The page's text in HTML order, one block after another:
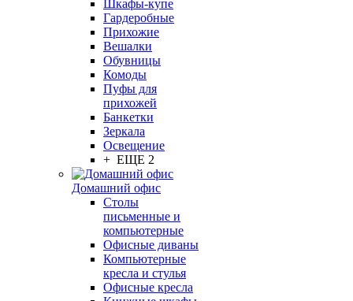
Шкафы-купе
Гардеробные
Прихожие
Вешалки
Обувницы
Комоды
Пуфы для
прихожей
Банкетки
Зеркала
Освещение
+ ЕЩЕ 2
Домашний офис
Столы
письменные и
компьютерные
Офисные диваны
Компьютерные
кресла и стулья
Офисные кресла